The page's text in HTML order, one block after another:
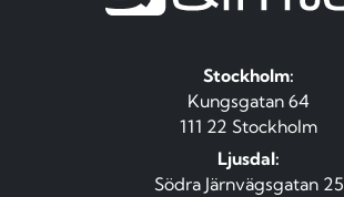
Stockholm:
Kungsgatan 64
111 22 Stockholm
Ljusdal:
Södra Järnvägsgatan 25